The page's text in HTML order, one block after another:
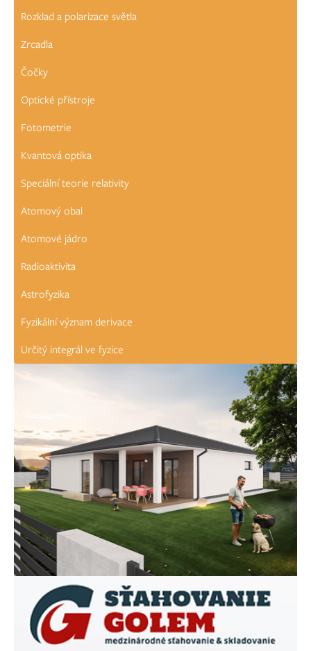
Rozklad a polarizace světla
Zrcadla
Čočky
Optické přístroje
Fotometrie
Kvantová optika
Speciální teorie relativity
Atomový obal
Atomové jádro
Radioaktivita
Astrofyzika
Fyzikální význam derivace
Určitý integrál ve fyzice